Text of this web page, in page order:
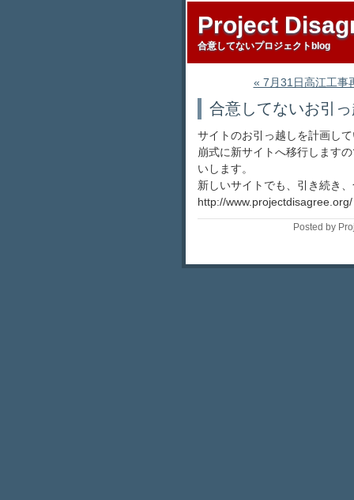
Project
合意してないプロジェクトblog
« 7月31日高江工
合意してないお引
サイトのお引っ越しを計画し
崩式に新サイトへ移行します
いします。
新しいサイトでも、引き続き
http://www.projectdisagree.org/
Posted by